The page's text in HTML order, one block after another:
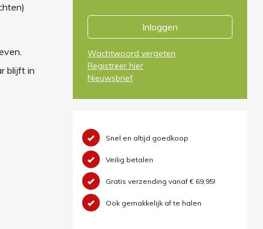
blijft in
Inloggen
Wachtwoord vergeten
Registreer hier
Nieuwsbrief
Snel en altijd goedkoop
Veilig betalen
Gratis verzending vanaf € 69,95!
Ook gemakkelijk af te halen